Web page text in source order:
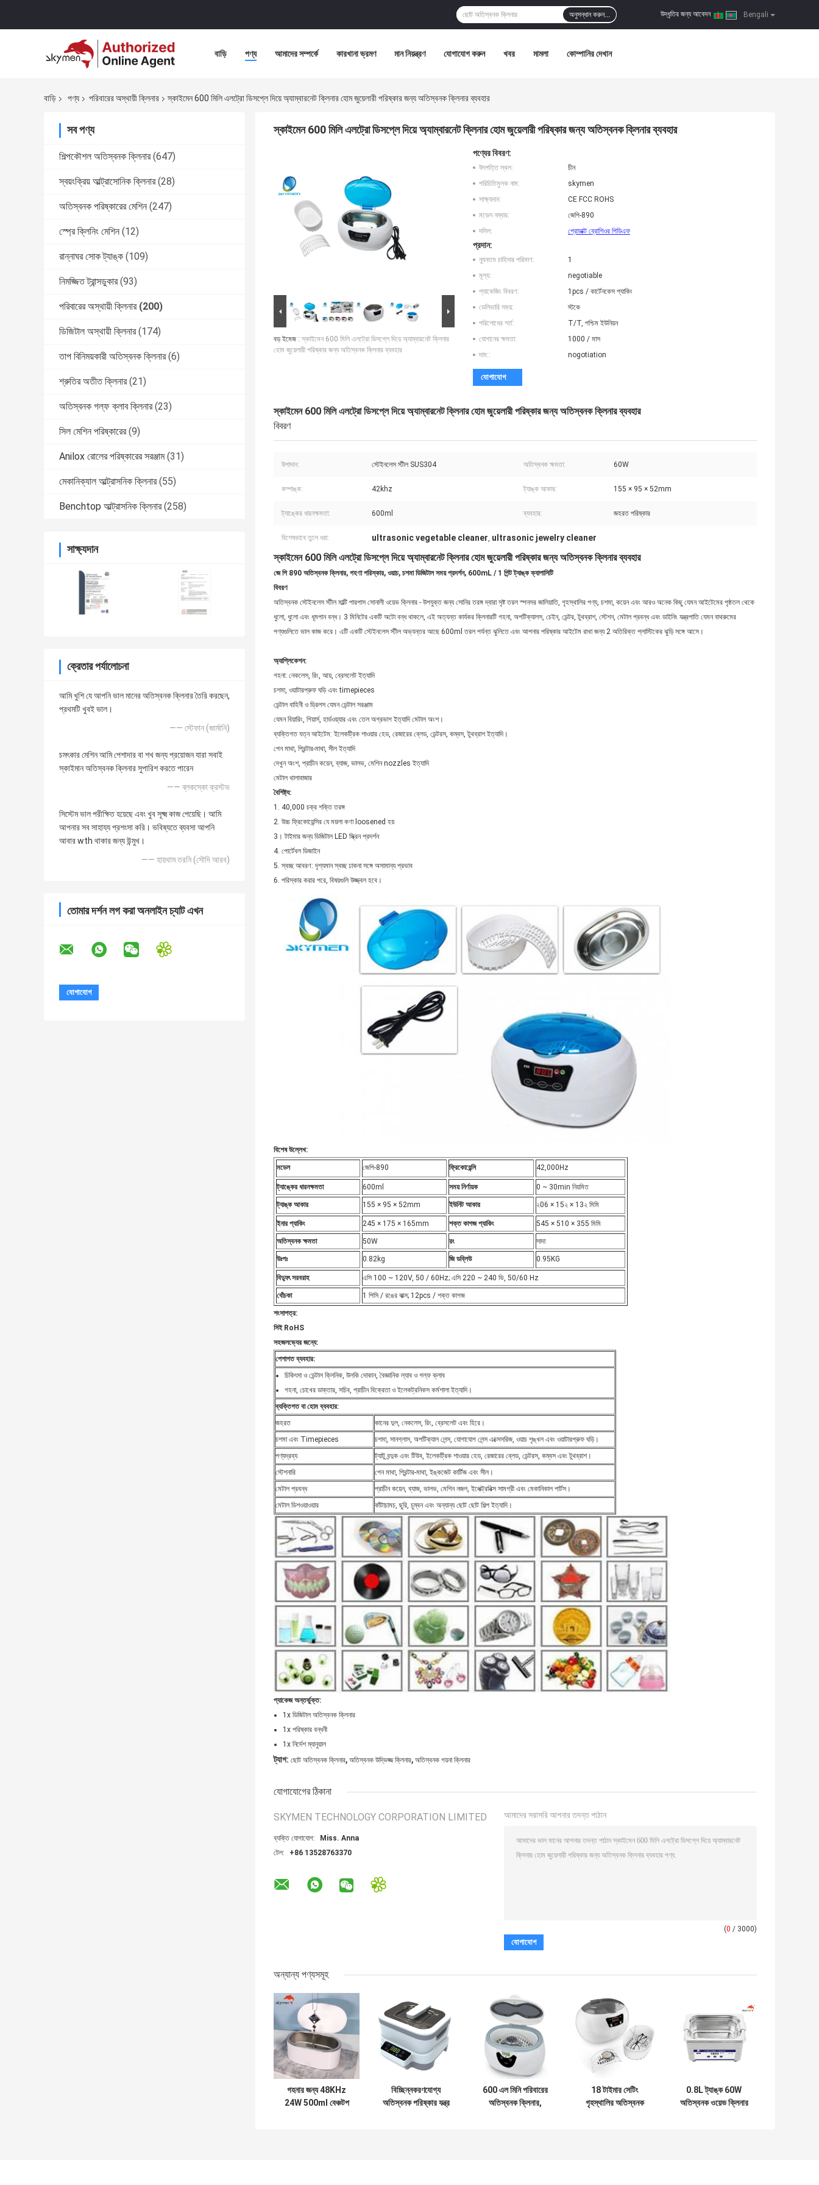
Bengali
উদ্ধৃতির জন্য আবেদন |
অনুসন্ধান করুন...
বাড়ি পণ্য আমাদের সম্পর্কে কারখানা ভ্রমণ মান নিয়ন্ত্রণ যোগাযোগ করুন খবর মামলা কোম্পানির দেখান
বাড়ি পণ্য পরিবারের অস্থায়ী ক্লিনার স্কাইমেন 600 মিলি এলট্রো ডিসপ্লে দিয়ে অ্যাম্বারনেট ক্লিনার হোম জুয়েলারী পরিষ্কার জন্য অতিস্বনক ক্লিনার ব্যবহার
সব পণ্য
শিল্পকৌশল অতিস্বনক ক্লিনার (647)
স্বয়ংক্রিয় আল্ট্রাসোনিক ক্লিনার (28)
অতিস্বনক পরিষ্কারের মেশিন (247)
স্প্রে ক্লিনিং মেশিন (12)
রান্নাঘর সোক ট্যাঙ্ক (109)
নিমজ্জিত ট্রান্সডুকার (93)
পরিবারের অস্থায়ী ক্লিনার (200)
ডিজিটাল অস্থায়ী ক্লিনার (174)
তাপ বিনিময়কারী অতিস্বনক ক্লিনার (6)
শ্রুতির অতীত ক্লিনার (21)
অতিস্বনক গল্ফ ক্লাব ক্লিনার (23)
সিল মেশিন পরিষ্কারের (9)
Anilox রোলের পরিষ্কারের সরঞ্জাম (31)
মেকানিক্যাল আল্ট্রাসনিক ক্লিনার (55)
Benchtop আল্ট্রাসনিক ক্লিনার (258)
সাক্ষ্যদান
ক্রেতার পর্যালোচনা
আমি খুশি যে আপনি ভাল মানের অতিস্বনক ক্লিনার তৈরি করছেন,
প্রথমটি খুবই ভাল।
—— স্টেফান (জার্মানি)
চমৎকার মেশিন আমি পেশাদার বা শখ জন্য প্রয়োজন যারা সবাই
স্কাইমান অতিস্বনক ক্লিনার সুপারিশ করতে পারেন
—— ব্লকস্কো ক্রস্টভ
সিস্টেম ভাল পরীক্ষিত হয়েছে এবং খুব সূক্ষ্ম কাজ পেয়েছি। আমি
আপনার সব সাহায্য প্রশংসা করি। ভবিষ্যতে ব্যবসা আপনি
আবার wth থাকার জন্য উন্মুখ।
—— হায়থাম তরনি (সৌদি আরব)
তোমার দর্শন লগ করা অনলাইন চ্যাট এখন
স্কাইমেন 600 মিলি এলট্রো ডিসপ্লে দিয়ে অ্যাম্বারনেট ক্লিনার হোম জুয়েলারী পরিষ্কার জন্য অতিস্বনক ক্লিনার ব্যবহার
বড় ইমেজ : স্কাইমেন 600 মিলি এলট্রো ডিসপ্লে দিয়ে অ্যাম্বারনেট ক্লিনার
হোম জুয়েলারী পরিষ্কার জন্য অতিস্বনক ক্লিনার ব্যবহার
পণ্যের বিবরণ:
উৎপত্তি স্থল:
চীন
পরিচিতিমুলক নাম:
skymen
সাক্ষ্যদান:
CE FCC ROHS
মডেল নম্বার:
জেপি-890
দলিল:
প্রোডাক্ট ব্রোশিওর পিডিএফ
প্রদান:
ন্যূনতম চাহিদার পরিমাণ:
1
মূল্য:
negotiable
প্যাকেজিং বিবরণ:
1pcs / কার্টেনকেস প্যাকিং
ডেলিভারি সময়:
স্টকে
পরিশোধের শর্ত:
T/T, পশ্চিম ইউনিয়ন
যোগানের ক্ষমতা:
1000 / মাস
দাম::
nogotiation
যোগাযোগ
স্কাইমেন 600 মিলি এলট্রো ডিসপ্লে দিয়ে অ্যাম্বারনেট ক্লিনার হোম জুয়েলারী পরিষ্কার জন্য অতিস্বনক ক্লিনার ব্যবহার
বিবরণ
উপাদান: স্টেইনলেস স্টীল SUS304 অতিস্বনক ক্ষমতা: 60W
কম্পাঙ্ক: 42khz ট্যাঙ্ক আকার: 155 × 95 × 52mm
ট্যাঙ্কের ধারনক্ষমতা: 600ml ব্যবহার: জহরত পরিষ্কার
বিশেষভাবে তুলে ধরা: ultrasonic vegetable cleaner, ultrasonic jewelry cleaner
স্কাইমেন 600 মিলি এলট্রো ডিসপ্লে দিয়ে অ্যাম্বারনেট ক্লিনার হোম জুয়েলারী পরিষ্কার জন্য অতিস্বনক ক্লিনার ব্যবহার
জে পি 890 অতিস্বনক ক্লিনার, গহণা পরিস্কার, ওয়াচ, চশমা ডিজিটাল সময় প্রদর্শন, 600mL / 1 পিন্ট ট্যাঙ্ক ক্যাপাসিটি
বিবরণ
অতিস্বনক স্টেইনলেস স্টীল মাল্টি পারপাস সোনালী ওয়েভ ক্লিনার - উপযুক্ত জন্য সোনির তরঙ্গ দ্বারা সৃষ্ট তরল স্পনসর জালিয়াতি, গৃহস্থালির পণ্য, চশমা, কয়েন এবং আরও অনেক কিছু যেমন আইটেমের পৃষ্ঠতল থেকে
ধুলো, ধুলো এবং ধূমপান বন্ধ। 3 মিনিটের একটি অটো বন্ধ থাকলে, এই অত্যন্ত কার্যকর ক্লিনারটি গহনা, অপটিক্যালস, চেইন, ডেন্টর, টুথব্রাশ, স্টেশন, মেটাল প্রবন্ধ এবং ডাইনিং যন্ত্রপাতি যেমন বাথরুমের
পণ্যগুলিতে ভাল কাজ করে। এটি একটি স্টেইনলেস স্টীল অভ্যন্তর আছে 600ml তরল পর্যন্ত ঝুলিতে এবং আপনার পরিষ্কার আইটেম রাখা জন্য 2 অতিরিক্ত প্লাস্টিকের ঝুড়ি সঙ্গে আসে।
অ্যাপ্লিকেশন:
গহনা: নেকলেস, রিং, আয়, ব্রেসলেট ইত্যাদি
চশমা, ওয়াটারপ্রুফ ঘড়ি এবং timepieces
ডেন্টাল বাহিনী ও ড্রিলস যেমন ডেন্টাল সরঞ্জাম
যেমন বিয়ারিং, গিয়ার্স, হার্ডওয়্যার এবং তেল অগ্রভাগ ইত্যাদি মেটাল অংশ।
ব্যক্তিগত যত্ন আইটেম: ইলেকট্রিক শাওয়ার হেড, রেজারের ব্লেড, ডেন্টরস, কম্বস, টুথব্রাশ ইত্যাদি।
পেন মাথা, প্রিন্টার-মাথা, সীল ইত্যাদি
দেখুন অংশ, প্রাচীন কয়েন, ব্যাজ, ভালভ, মেশিন nozzles ইত্যাদি
মেটাল থালাবাজার
বৈশিষ্ট্য:
1. 40,000 চক্র শক্তি তরঙ্গ
2. উচ্চ ফ্রিকোয়েন্সির যে ময়লা কণা loosened হয়
3। টাইমার জন্য ডিজিটাল LED স্ক্রিন প্রদর্শন
4. পোর্টেবল ডিজাইন
5. স্বচ্ছ আবরণ: দৃশ্যমান স্বচ্ছ ঢাকনা সঙ্গে অসামান্য প্রভাব
6. পরিস্কার করার পরে, বিষয়গুলি উজ্জ্বল হবে।
বিশেষ উল্লেখ:
মডেল জেপি-890 ফ্রিকোয়েন্সি 42,000Hz
ট্যাঙ্কের ধারনক্ষমতা 600ml সময় নির্ণায়ক 0 ~ 30min নিয়মিত
ট্যাঙ্ক আকার 155 × 95 × 52mm ইউনিট আকার ২06 × 15২ × 13২ মিমি
ইনার প্যাকিং 245 × 175 × 165mm শক্ত কাগজ প্যাকিং 545 × 510 × 355 মিমি
অতিস্বনক ক্ষমতা 50W রং সাদা
উঃপঃ 0.82kg জি ডব্লিউ 0.95KG
বিদ্যুৎ সরবরাহ এসি 100 ~ 120V, 50 / 60Hz; এসি 220 ~ 240 ভি, 50/60 Hz
বোঁচকা 1 পিসি / রঙের বাক্স; 12pcs / শক্ত কাগজ
শংসাপত্র:
সিই RoHS
সহজলভ্যের জন্যে:
পেশাগত ব্যবহার:
চিকিৎসা ও ডেন্টাল ক্লিনিক, উলকি দোকান, বৈজ্ঞানিক ল্যাব ও গল্ফ ক্লাব
গহনা, চোখের ডাক্তার, সচিব, প্রাচীন বিক্রেতা ও ইলেকট্রনিকস কর্মশালা ইত্যাদি।
ব্যক্তিগত বা হোম ব্যবহার:
জহরত
কানের দুল, নেকলেস, রিং, ব্রেসলেট এবং হিরে।
চশমা এবং Timepieces
চশমা, সানগ্লাস, অপটিক্যাল লেন্স, যোগাযোগ লেন্স এক্সেসরিজ, ওয়াচ শৃঙ্খল এবং ওয়াটারপ্রুফ ঘড়ি।
পণ্যদ্রব্য
ট্যাটু বন্দুক এবং টিউব, ইলেকট্রিক শাওয়ার হেড, রেজারের ব্লেড, ডেন্টরস, কম্বস এবং টুথব্রাশ।
স্টেশনারি
পেন মাথা, প্রিন্টার-মাথা, ইঙ্কজেট কার্টিজ এবং সীল।
মেটাল প্রবন্ধ
প্রাচীন কয়েন, ব্যাজ, ভালভ, মেশিন নজল, ইলেক্ট্রনিক্স সামগ্রী এবং মেকানিকাল পার্টস।
মেটাল ডিশওয়াওয়ার
কাঁটাচামচ, ছুরি, চুম্বন এবং অন্যান্য ছোট ছোট শিল্প ইত্যাদি।
প্যাকেজ অন্তর্ভুক্ত:
1x ডিজিটাল অতিস্বনক ক্লিনার
1x পরিষ্কার বন্ধনী
1x নির্দেশ ম্যানুয়াল
ট্যাগ: ছোট অতিস্বনক ক্লিনার, অতিস্বনক উদ্ভিজ্জ ক্লিনার, অতিস্বনক গয়না ক্লিনার
যোগাযোগের ঠিকানা
SKYMEN TECHNOLOGY CORPORATION LIMITED
ব্যক্তি যোগাযোগ:
Miss. Anna
টেল:
+86 13528763370
আমাদের সরাসরি আপনার তদন্ত পাঠান
(0 / 3000)
অন্যান্য পণ্যসমূহ
গহনার জন্য 48KHz
24W 500ml বেঞ্চটপ
বিচ্ছিন্নকরণযোগ্য
অতিস্বনক পরিষ্কার যন্ত্র
600 এল মিনি পরিবারের
অতিস্বনক ক্লিনার,
18 টাইমার সেটিং
গৃহস্থালির অতিস্বনক
0.8L ট্যাঙ্ক 60W
অতিস্বনক ওয়েভ ক্লিনার